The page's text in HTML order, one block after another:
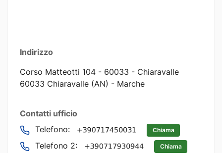
Indirizzo
Corso Matteotti 104 - 60033 - Chiaravalle
60033 Chiaravalle (AN) - Marche
Contatti ufficio
Telefono:
Chiama
Telefono 2: Chiama